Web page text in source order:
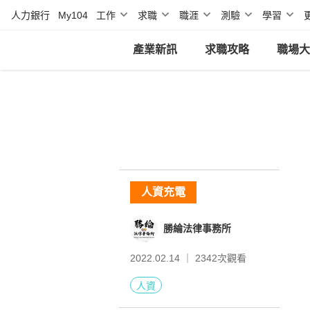
人力銀行 My104 工作 求職 職涯 測驗 學習
產業新訊 求職攻略 職場
人資充電
勝綸法律事務所
2022.02.14 ｜ 2342次觀看
人資